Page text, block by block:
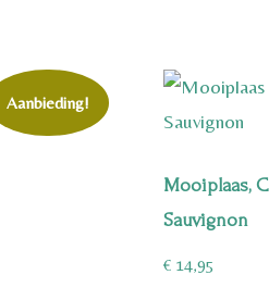
Aanbieding!
Mooiplaas,
Sauvignon
€ 14,95